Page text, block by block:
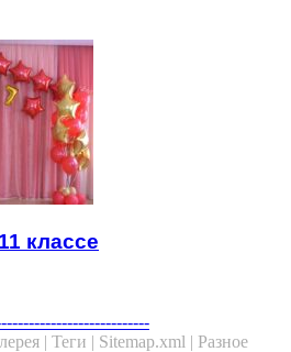
классе
| Теги | Sitemap.xml | Разное